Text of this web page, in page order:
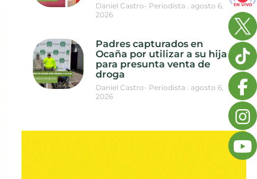
Daniel Castro- Periodista
agosto 6,
2026
Padres capturados en
Ocaña por utilizar a su hija
para presunta venta de
droga
Daniel Castro- Periodista
agosto 6,
2026